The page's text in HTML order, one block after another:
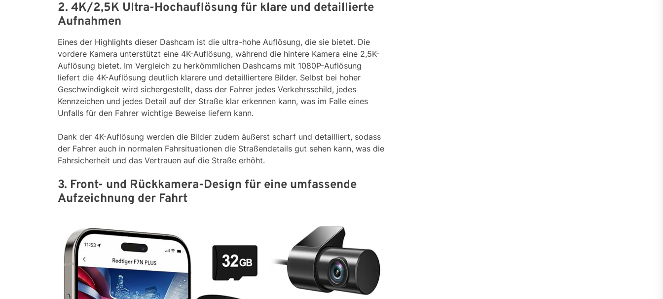
2. 4K/2,5K Ultra-Hochauflösung für klare und detaillierte
Aufnahmen
Eines der Highlights dieser Dashcam ist die ultra-hohe Auflösung, die sie bietet. Die
vordere Kamera unterstützt eine 4K-Auflösung, während die hintere Kamera eine 2,5K-
Auflösung bietet. Im Vergleich zu herkömmlichen Dashcams mit 1080P-Auflösung
liefert die 4K-Auflösung deutlich klarere und detailliertere Bilder. Selbst bei hoher
Geschwindigkeit wird sichergestellt, dass der Fahrer jedes Verkehrsschild, jedes
Kennzeichen und jedes Detail auf der Straße klar erkennen kann, was im Falle eines
Unfalls für den Fahrer wichtige Beweise liefern kann.
Dank der 4K-Auflösung werden die Bilder zudem äußerst scharf und detailliert, sodass
der Fahrer auch in normalen Fahrsituationen die Straßendetails gut sehen kann, was die
Fahrsicherheit und das Vertrauen auf die Straße erhöht.
3. Front- und Rückkamera-Design für eine umfassende
Aufzeichnung der Fahrt